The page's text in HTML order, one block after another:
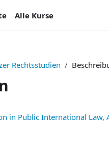
Alle Kurse
Rechtsstudien
in Public International Law,